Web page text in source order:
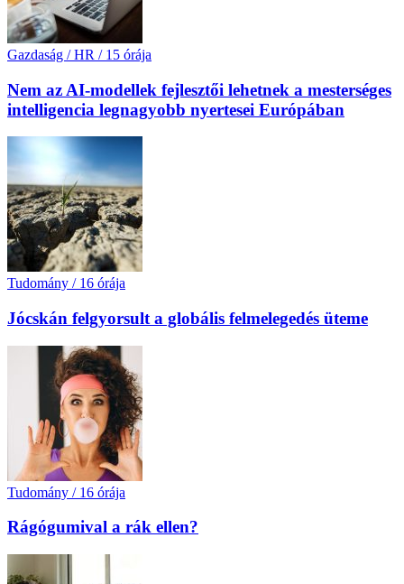
Gazdaság / HR / 15 órája
Nem az AI-modellek fejlesztői lehetnek a mesterséges
intelligencia legnagyobb nyertesei Európában
Tudomány / 16 órája
Jócskán felgyorsult a globális felmelegedés üteme
Tudomány / 16 órája
Rágógumival a rák ellen?